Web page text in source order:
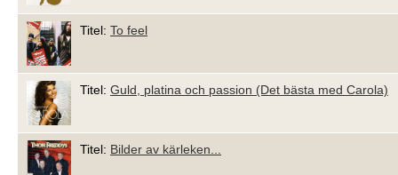
Titel: To feel
Titel: Guld, platina och passion (Det bästa med Carola)
Titel: Bilder av kärleken...